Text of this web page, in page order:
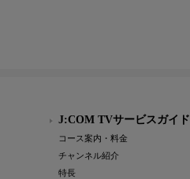
J:COM TVサービスガイド
コース案内・料金
チャンネル紹介
特長